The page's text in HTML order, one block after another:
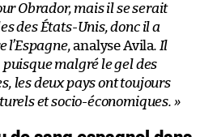
Obrador, mais il se serait
des États-Unis, donc il a
l’Espagne,analyse Avila. Il
malgré le gel des
les deux pays ont toujours
et socio-économiques. »